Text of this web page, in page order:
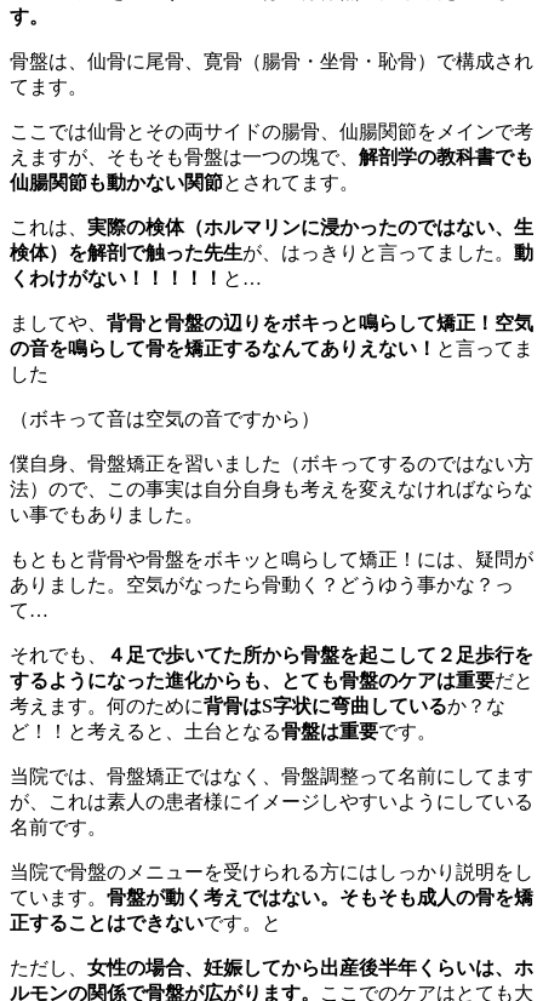
す。
骨盤は、仙骨に尾骨、寛骨（腸骨・坐骨・恥骨）で構成され
てます。
ここでは仙骨とその両サイドの腸骨、仙腸関節をメインで考
えますが、そもそも骨盤は一つの塊で、 解剖学の教科書でも
仙腸関節も動かない関節とされてます。
これは、 実際の検体（ホルマリンに浸かったのではない、生
検体）を解剖で触った先生が、はっきりと言ってました。 動
くわけがない！！！！！ と…
ましてや、 背骨と骨盤の辺りをボキっと鳴らして矯正！空気
の音を鳴らして骨を矯正するなんてありえない！ と言ってま
した
（ボキって音は空気の音ですから）
僕自身、骨盤矯正を習いました（ボキってするのではない方
法）ので、この事実は自分自身も考えを変えなければならな
い事でもありました。
もともと背骨や骨盤をボキッと鳴らして矯正！には、疑問が
ありました。空気がなったら骨動く？どうゆう事かな？っ
て…
それでも、
４足で歩いてた所から骨盤を起こして２足歩行を
するようになった進化からも、とても骨盤のケアは重要だと
考えます。何のために背骨はS字状に弯曲しているか？な
ど！！と考えると、土台となる骨盤は重要です。
当院では、骨盤矯正ではなく、骨盤調整って名前にしてます
が、これは素人の患者様にイメージしやすいようにしている
名前です。
当院で骨盤のメニューを受けられる方にはしっかり説明をし
ています。 骨盤が動く考えではない。そもそも成人の骨を矯
正することはできないです。と
ただし、 女性の場合、妊娠してから出産後半年くらいは、ホ
ルモンの関係で骨盤が広がります。
ここでのケアはとても大